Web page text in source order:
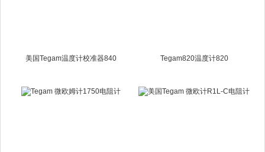
美国Tegam温度计校准器840 Tegam820温度计820